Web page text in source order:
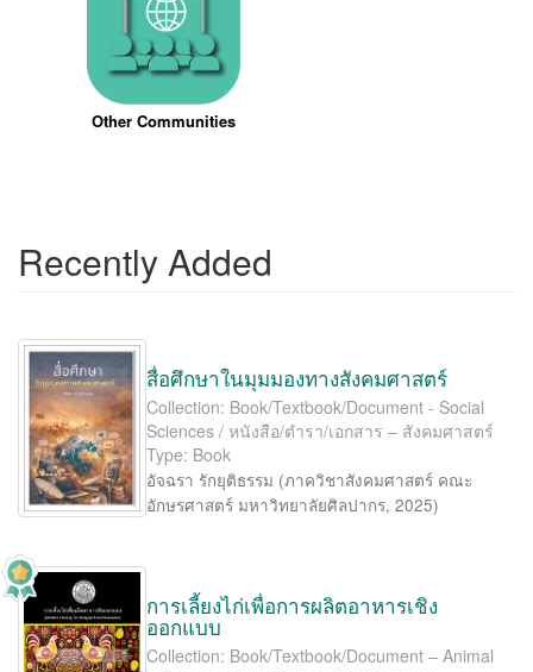
Other Communities
Recently Added
สื่อศึกษาในมุมมองทางสังคมศาสตร์
Collection: Book/Textbook/Document - Social
Sciences / หนังสือ/ตำรา/เอกสาร – สังคมศาสตร์
Type: Book
อัจฉรา รักยุติธรรม (ภาควิชาสังคมศาสตร์ คณะ
อักษรศาสตร์ มหาวิทยาลัยศิลปากร, 2025)
การเลี้ยงไก่เพื่อการผลิตอาหารเชิง
ออกแบบ
Collection: Book/Textbook/Document – Animal